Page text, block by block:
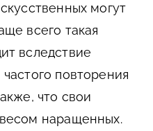
могут
всего такая
вследствие
повторения
что свои
наращенных.